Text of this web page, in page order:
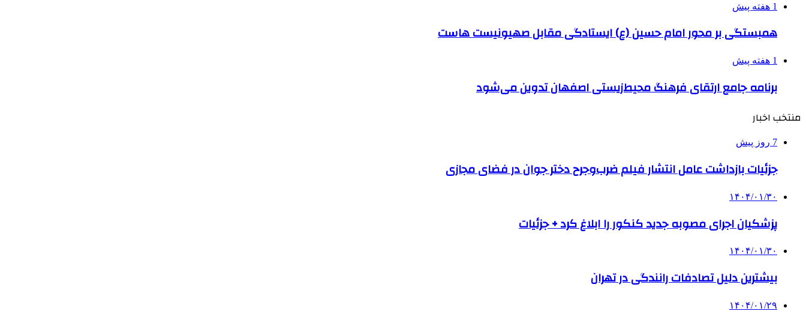
1 هفته پیش
همبستگی بر محور امام حسین (ع) ایستادگی مقابل صهیونیست هاست
1 هفته پیش
برنامه جامع ارتقای فرهنگ محیط‌زیستی اصفهان تدوین می‌شود
منتخب اخبار
7 روز پیش
جزئیات بازداشت عامل انتشار فیلم ضرب‌وجرح دختر جوان در فضای مجازی
۱۴۰۴/۰۱/۳۰
پزشکیان اجرای مصوبه جدید کنکور را ابلاغ کرد + جزئیات
۱۴۰۴/۰۱/۳۰
بیشترین دلیل تصادفات رانندگی در تهران
۱۴۰۴/۰۱/۲۹